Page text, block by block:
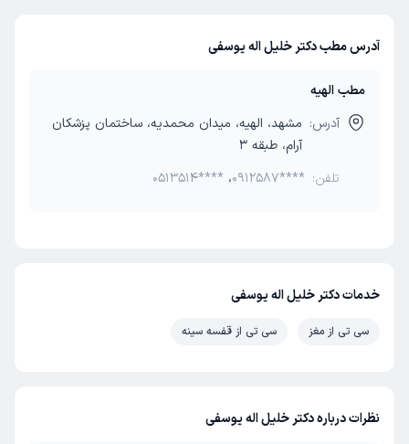
آدرس مطب دکتر خلیل اله یوسفی
مطب الهیه
آدرس: مشهد، الهیه، میدان محمدیه، ساختمان پزشکان
آرام، طبقه 3
تلفن:
0513514**** ،0912587****
خدمات دکتر خلیل اله یوسفی
سی تی از مغز سی تی از قفسه سینه
نظرات درباره دکتر خلیل اله یوسفی